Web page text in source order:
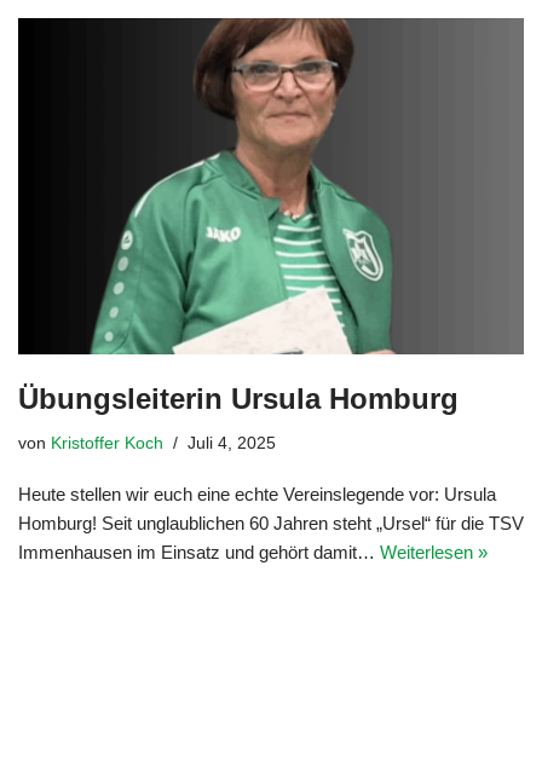
Übungsleiterin Ursula Homburg
von Kristoffer Koch Juli 4, 2025
Heute stellen wir euch eine echte Vereinslegende vor: Ursula
Homburg! Seit unglaublichen 60 Jahren steht „Ursel“ für die TSV
Immenhausen im Einsatz und gehört damit… Weiterlesen »